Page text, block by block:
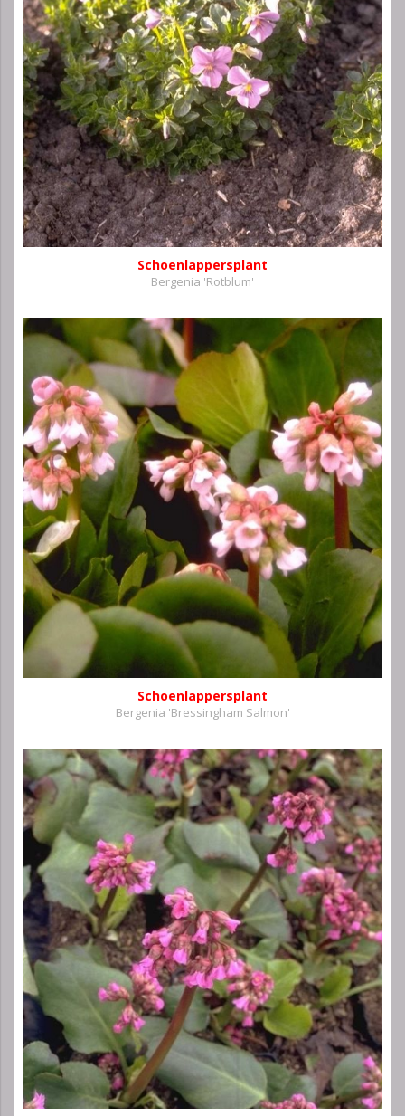
Schoenlappersplant
Bergenia 'Rotblum'
Schoenlappersplant
Bergenia 'Bressingham Salmon'